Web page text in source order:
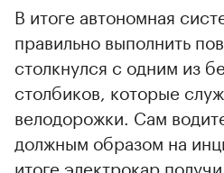
В итоге автономная
правильно выполнить
столкнулся с одним из
столбиков, которые
велодорожки. Сам
должным образом на
итоге электрокар